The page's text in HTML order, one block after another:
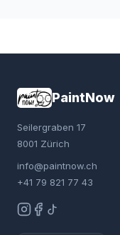
PaintNow
Seilergraben 17
8001 Zürich
info@paintnow.ch
+41 79 821 77 43